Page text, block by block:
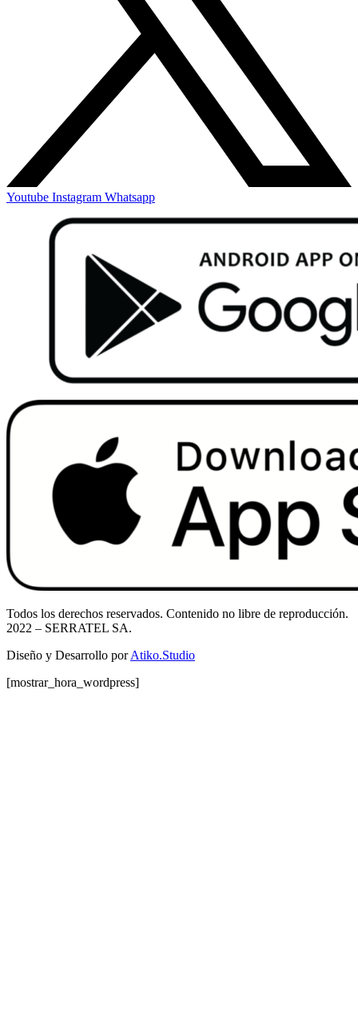
Youtube Instagram Whatsapp
Todos los derechos reservados. Contenido no libre de reproducción.
2022 – SERRATEL SA.
Diseño y Desarrollo porAtiko.Studio
[mostrar_hora_wordpress]